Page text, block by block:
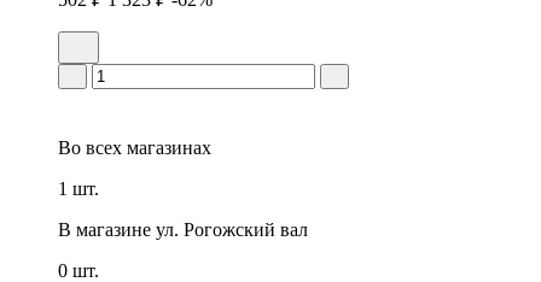
Во всех магазинах
1 шт.
В магазине ул. Рогожский вал
0 шт.